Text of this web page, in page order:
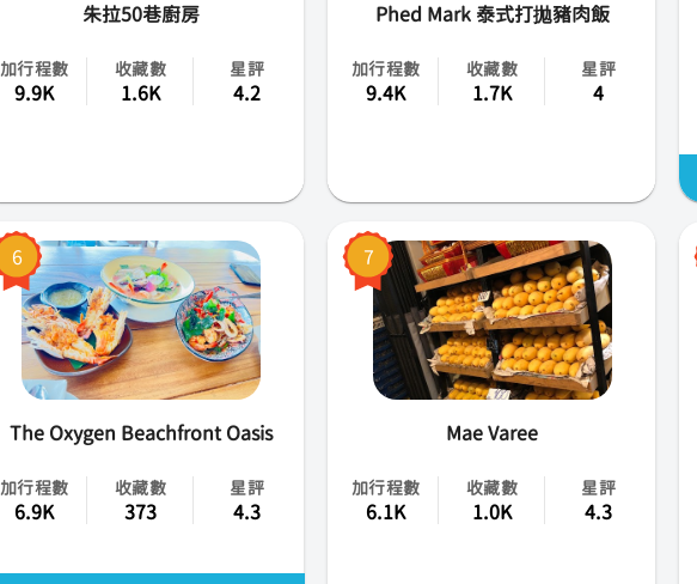
朱拉50巷廚房
加行程數
9.9K
收藏數
1.6K
星評
4.2
Phed Mark 泰式打拋豬肉飯
加行程數
9.4K
收藏數
1.7K
星評
4
6
The Oxygen Beachfront Oasis
加行程數
6.9K
收藏數
373
星評
4.3
7
Mae Varee
加行程數
6.1K
收藏數
1.0K
星評
4.3